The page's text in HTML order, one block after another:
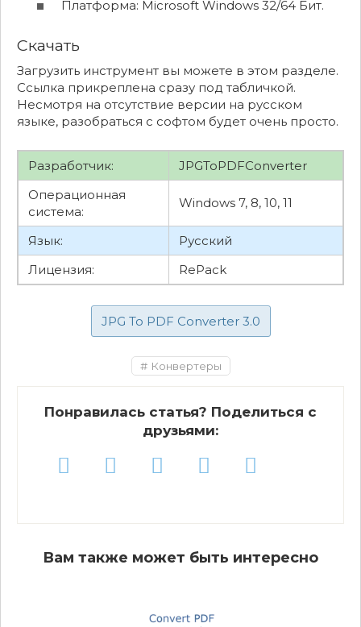
Платформа: Microsoft Windows 32/64 Бит.
Скачать
Загрузить инструмент вы можете в этом разделе.
Ссылка прикреплена сразу под табличкой.
Несмотря на отсутствие версии на русском
языке, разобраться с софтом будет очень просто.
Разработчик:
JPGToPDFConverter
Операционная
система:
Windows 7, 8, 10, 11
Язык:
Русский
Лицензия:
RePack
JPG To PDF Converter 3.0
Конвертеры
Понравилась статья? Поделиться с
друзьями:
Вам также может быть интересно